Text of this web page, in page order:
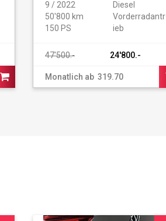
buy car
9 / 2022
50'800 km
150 PS
Diesel
Vorderradantr
ieb
Monatlich ab 319.70
47'500.- 24'800.-